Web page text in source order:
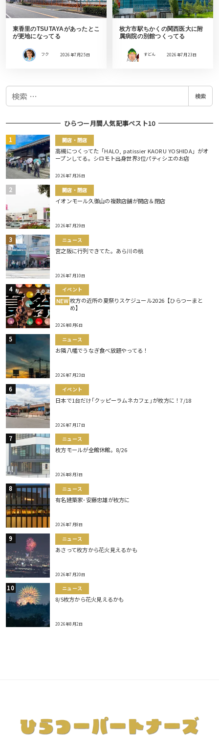
東香里のTSUTAYAがあったとこ
が更地になってる
フク 2026年7月25日
枚方市駅ちかくの関西医大に附
属病院の別館つくってる
すどん 2026年7月23日
検
検索
ひらつー月間人気記事ベスト10
開店・閉店
高槻につくってた「HALO, patissier KAORU YOSHIDA」がオ
ープンしてる。シロモト出身世界3位パティシエのお店
2026年7月26日
開店・閉店
イオンモール久御山の複数店舗が開店＆閉店
2026年7月29日
ニュース
宮之阪に行列できてた。あら川の桃
2026年7月10日
イベント
NEW 枚方の近所の夏祭りスケジュール2026【ひらつーまと
め】
2026年8月6日
ニュース
お隣八幡でうなぎ食べ放題やってる！
2026年7月23日
イベント
日本で1台だけ｢クッピーラムネカフェ｣が枚方に！7/18
2026年7月17日
ニュース
枚方モールが全館休館。8/26
2026年8月3日
ニュース
有名建築家･安藤忠雄が枚方に
2026年7月8日
ニュース
あさって枚方から花火見えるかも
2026年7月20日
ニュース
8/5枚方から花火見えるかも
2026年8月2日